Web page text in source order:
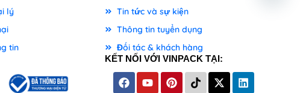
lý
tin
Tin tức và sự kiện
Thông tin tuyển dụng
Đối tác & khách hàng
KẾT NỐI VỚI VINPACK TẠI: